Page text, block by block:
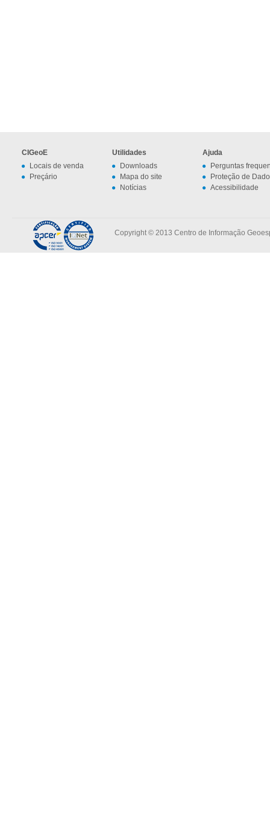
CIGeoE
Locais de venda
Preçário
Utilidades
Downloads
Mapa do site
Notícias
Ajuda
Perguntas
Proteção de
Acessibilidade
Copyright © 2013 Centro de Informação